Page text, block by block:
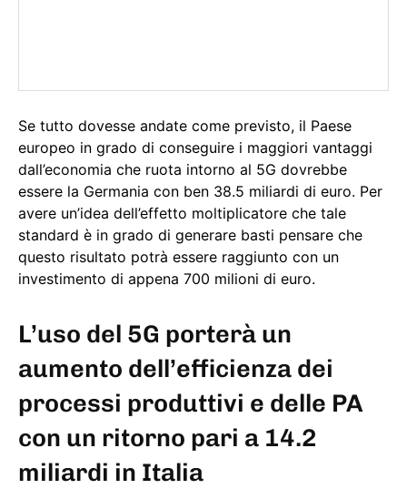
Se tutto dovesse andate come previsto, il Paese
europeo in grado di conseguire i maggiori vantaggi
dall’economia che ruota intorno al 5G dovrebbe
essere la Germania con ben 38.5 miliardi di euro. Per
avere un’idea dell’effetto moltiplicatore che tale
standard è in grado di generare basti pensare che
questo risultato potrà essere raggiunto con un
investimento di appena 700 milioni di euro.
L’uso del 5G porterà un
aumento dell’efficienza dei
processi produttivi e delle PA
con un ritorno pari a 14.2
miliardi in Italia